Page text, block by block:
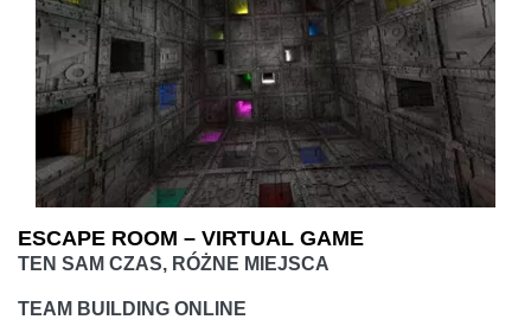
ESCAPE ROOM – VIRTUAL GAME
TEN SAM CZAS, RÓŻNE MIEJSCA
TEAM BUILDING ONLINE